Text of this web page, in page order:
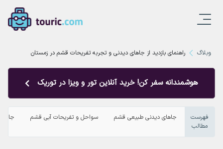
وبلاگ راهنمای بازدید از جاهای دیدنی و تجربه تفریحات قشم در زمستان
هوشمندانه سفر کن! خرید آنلاین تور و ویزا در توریک
فهرست
مطالب
جاهای دیدنی طبیعی قشم سواحل و تفریحات آبی قشم